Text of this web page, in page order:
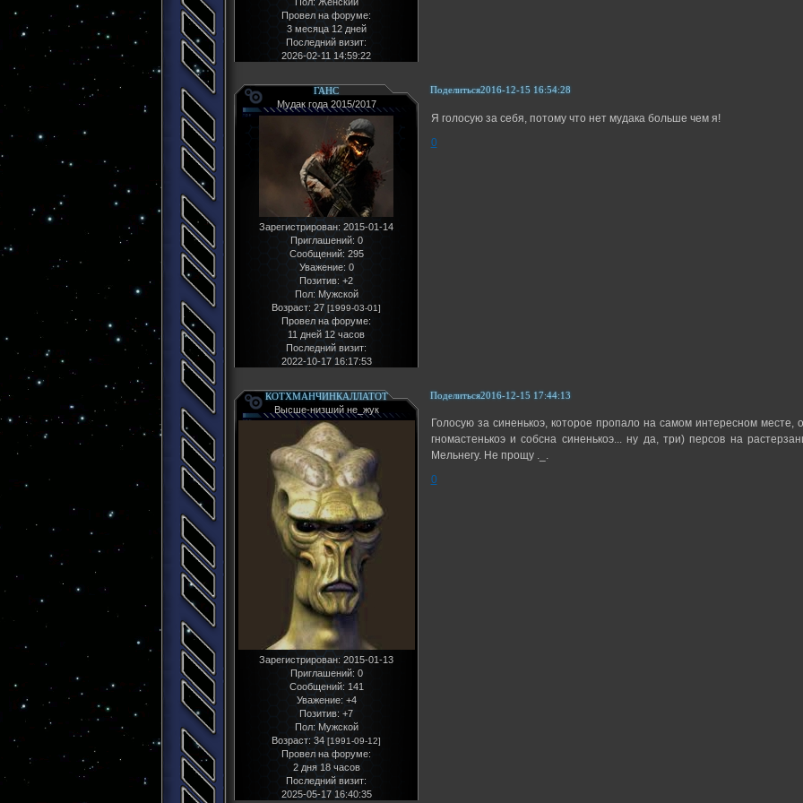
Пол: Женский
Провел на форуме:
3 месяца 12 дней
Последний визит:
2026-02-11 14:59:22
Поделиться2016-12-15 16:54:28
ГАНС
Мудак года 2015/2017
Зарегистрирован: 2015-01-14
Приглашений: 0
Сообщений: 295
Уважение: 0
Позитив: +2
Пол:Мужской
Возраст: 27 [1999-03-01]
Провел на форуме:
11 дней 12 часов
Последний визит:
2022-10-17 16:17:53
Я голосую за себя, потому что нет мудака больше чем я!
0
Поделиться2016-12-15 17:44:13
КОТХМАНЧИНКАЛЛАТОТ
Высше-низший не_жук
Зарегистрирован: 2015-01-13
Приглашений: 0
Сообщений: 141
Уважение: +4
Позитив: +7
Пол:Мужской
Возраст: 34 [1991-09-12]
Провел на форуме:
2 дня 18 часов
Последний визит:
2025-05-17 16:40:35
Голосую за синенькоэ, которое пропало на самом интересном месте,
гномастенькоэ и собсна синенькоэ... ну да, три) персов на
Мельнегу. Не прощу ._.
0